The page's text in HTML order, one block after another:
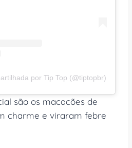
por Tip Top (@tiptopbr)
são os macacões de
charme e viraram febre